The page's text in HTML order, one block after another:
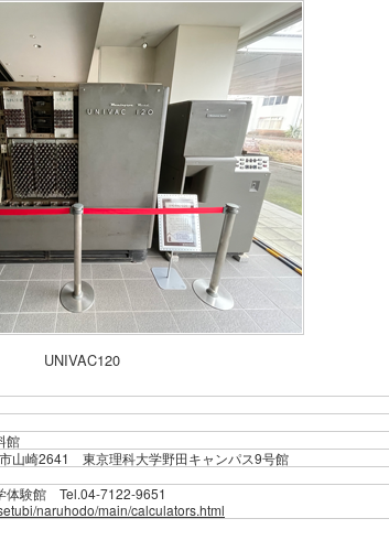
UNIVAC120
館
山崎2641 東京理科大学野田キャンパス9号館
体験館 Tel.04-7122-9651
naruhodo/main/calculators.html